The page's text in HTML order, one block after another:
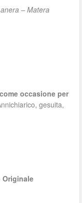
– Matera
occasione per
gesuita,
Originale